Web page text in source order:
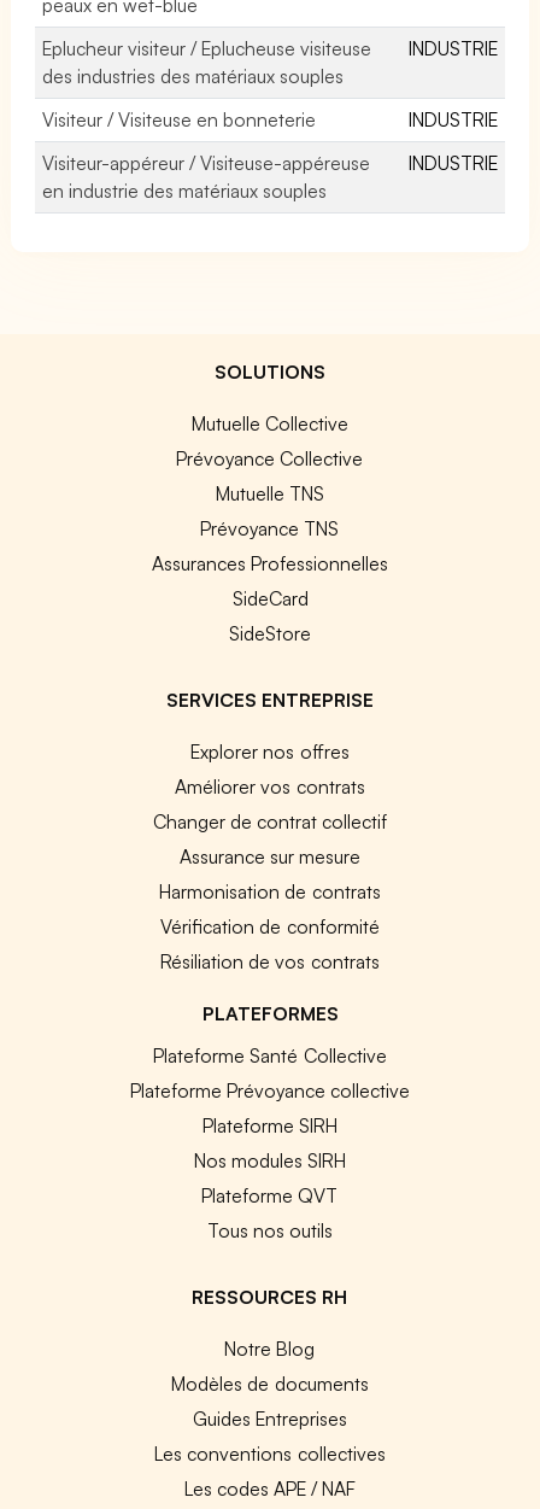
Eplucheur visiteur / Eplucheuse visiteuse
des industries des matériaux souples
INDUSTRIE
Visiteur / Visiteuse en bonneterie
INDUSTRIE
Visiteur-appéreur / Visiteuse-appéreuse
en industrie des matériaux souples
INDUSTRIE
SOLUTIONS
Mutuelle Collective
Prévoyance Collective
Mutuelle TNS
Prévoyance TNS
Assurances Professionnelles
SideCard
SideStore
SERVICES ENTREPRISE
Explorer nos offres
Améliorer vos contrats
Changer de contrat collectif
Assurance sur mesure
Harmonisation de contrats
Vérification de conformité
Résiliation de vos contrats
PLATEFORMES
Plateforme Santé Collective
Plateforme Prévoyance collective
Plateforme SIRH
Nos modules SIRH
Plateforme QVT
Tous nos outils
RESSOURCES RH
Notre Blog
Modèles de documents
Guides Entreprises
Les conventions collectives
Les codes APE / NAF